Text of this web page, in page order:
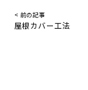
< 前の記事
屋根カバー工法